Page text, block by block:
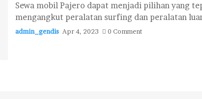
Sewa mobil Pajero dapat menjadi pilihan yang
mengangkut peralatan surfing dan peralatan
admin_gendis Apr 4, 2023 0 Comment